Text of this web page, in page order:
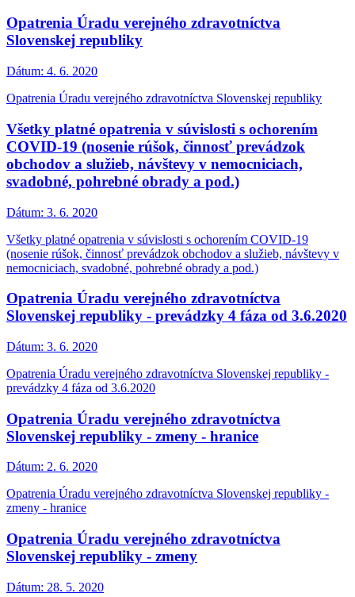
Opatrenia Úradu verejného zdravotníctva
Slovenskej republiky
Dátum: 4. 6. 2020
Opatrenia Úradu verejného zdravotníctva Slovenskej republiky
Všetky platné opatrenia v súvislosti s ochorením
COVID-19 (nosenie rúšok, činnosť prevádzok
obchodov a služieb, návštevy v nemocniciach,
svadobné, pohrebné obrady a pod.)
Dátum: 3. 6. 2020
Všetky platné opatrenia v súvislosti s ochorením COVID-19
(nosenie rúšok, činnosť prevádzok obchodov a služieb, návštevy v
nemocniciach, svadobné, pohrebné obrady a pod.)
Opatrenia Úradu verejného zdravotníctva
Slovenskej republiky - prevádzky 4 fáza od 3.6.2020
Dátum: 3. 6. 2020
Opatrenia Úradu verejného zdravotníctva Slovenskej republiky -
prevádzky 4 fáza od 3.6.2020
Opatrenia Úradu verejného zdravotníctva
Slovenskej republiky - zmeny - hranice
Dátum: 2. 6. 2020
Opatrenia Úradu verejného zdravotníctva Slovenskej republiky -
zmeny - hranice
Opatrenia Úradu verejného zdravotníctva
Slovenskej republiky - zmeny
Dátum: 28. 5. 2020